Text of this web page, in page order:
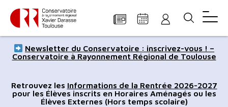
Panneau de gestion des cookies
Aller
au
principal
à
navigation
à
recherche
au
de
page
au
du
site
Newsletter du Conservatoire : inscrivez-vous ! –
Conservatoire à Rayonnement Régional de Toulouse
Retrouvez les Informations de la Rentrée 2026-2027
pour les Élèves inscrits en Horaires Aménagés ou les
Élèves Externes (Hors temps scolaire)